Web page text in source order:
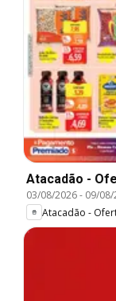
Atacadão -
03/08/2026- 09/
Atacadão -